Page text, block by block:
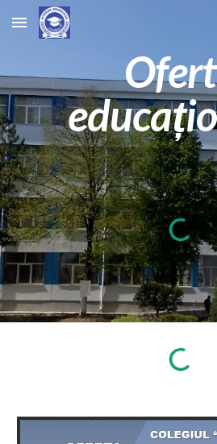
Skip to main content